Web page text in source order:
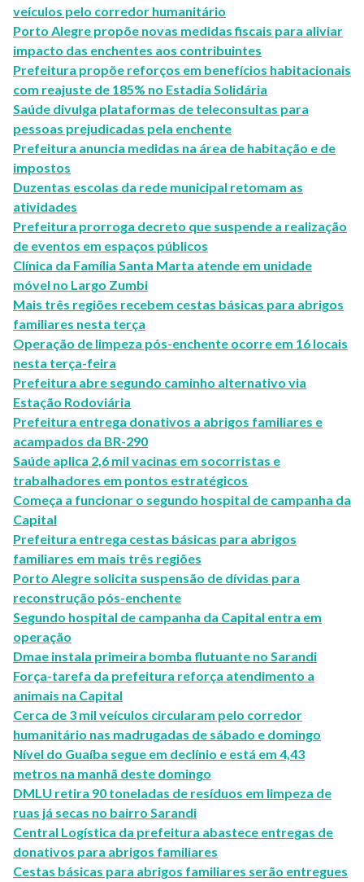
veículos pelo corredor humanitário
Porto Alegre propõe novas medidas fiscais para aliviar
impacto das enchentes aos contribuintes
Prefeitura propõe reforços em benefícios habitacionais
com reajuste de 185% no Estadia Solidária
Saúde divulga plataformas de teleconsultas para
pessoas prejudicadas pela enchente
Prefeitura anuncia medidas na área de habitação e de
impostos
Duzentas escolas da rede municipal retomam as
atividades
Prefeitura prorroga decreto que suspende a realização
de eventos em espaços públicos
Clínica da Família Santa Marta atende em unidade
móvel no Largo Zumbi
Mais três regiões recebem cestas básicas para abrigos
familiares nesta terça
Operação de limpeza pós-enchente ocorre em 16 locais
nesta terça-feira
Prefeitura abre segundo caminho alternativo via
Estação Rodoviária
Prefeitura entrega donativos a abrigos familiares e
acampados da BR-290
Saúde aplica 2,6 mil vacinas em socorristas e
trabalhadores em pontos estratégicos
Começa a funcionar o segundo hospital de campanha da
Capital
Prefeitura entrega cestas básicas para abrigos
familiares em mais três regiões
Porto Alegre solicita suspensão de dívidas para
reconstrução pós-enchente
Segundo hospital de campanha da Capital entra em
operação
Dmae instala primeira bomba flutuante no Sarandi
Força-tarefa da prefeitura reforça atendimento a
animais na Capital
Cerca de 3 mil veículos circularam pelo corredor
humanitário nas madrugadas de sábado e domingo
Nível do Guaíba segue em declínio e está em 4,43
metros na manhã deste domingo
DMLU retira 90 toneladas de resíduos em limpeza de
ruas já secas no bairro Sarandi
Central Logística da prefeitura abastece entregas de
donativos para abrigos familiares
Cestas básicas para abrigos familiares serão entregues